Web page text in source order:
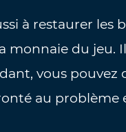
à restaurer les
monnaie du jeu.
vous
au problème